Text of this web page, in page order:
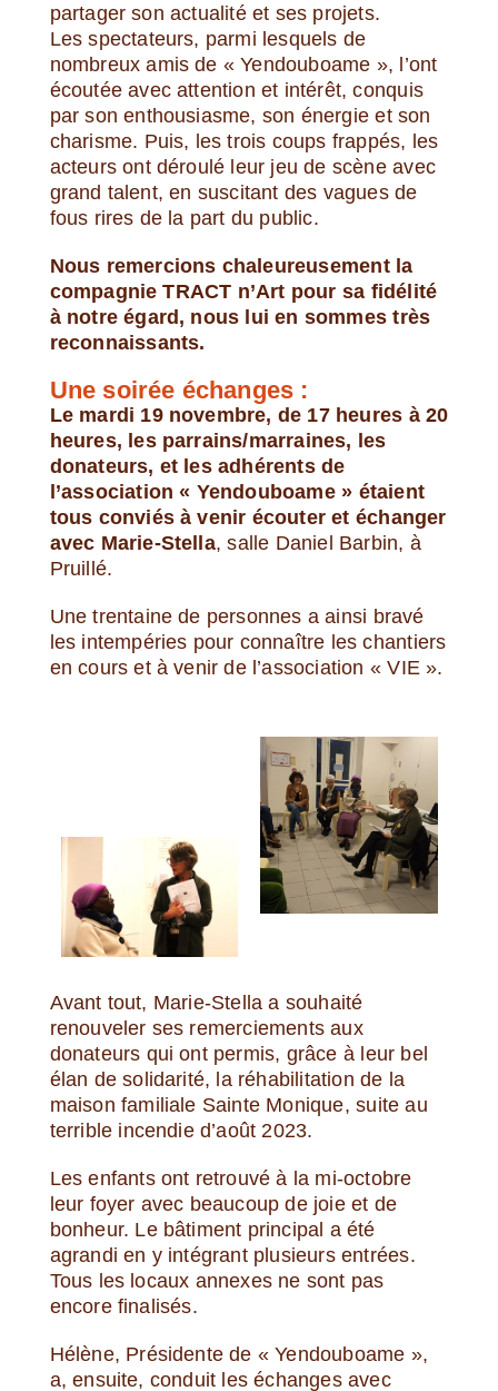
partager son actualité et ses projets.
Les spectateurs, parmi lesquels de
nombreux amis de « Yendouboame », l’ont
écoutée avec attention et intérêt, conquis
par son enthousiasme, son énergie et son
charisme. Puis, les trois coups frappés, les
acteurs ont déroulé leur jeu de scène avec
grand talent, en suscitant des vagues de
fous rires de la part du public.
Nous remercions chaleureusement la
compagnie TRACT n’Art pour sa fidélité
à notre égard, nous lui en sommes très
reconnaissants.
Une soirée échanges :
Le mardi 19 novembre, de 17 heures à 20
heures, les parrains/marraines, les
donateurs, et les adhérents de
l’association « Yendouboame » étaient
tous conviés à venir écouter et échanger
avec Marie-Stella, salle Daniel Barbin, à
Pruillé.
Une trentaine de personnes a ainsi bravé
les intempéries pour connaître les chantiers
en cours et à venir de l’association « VIE ».
Avant tout, Marie-Stella a souhaité
renouveler ses remerciements aux
donateurs qui ont permis, grâce à leur bel
élan de solidarité, la réhabilitation de la
maison familiale Sainte Monique, suite au
terrible incendie d’août 2023.
Les enfants ont retrouvé à la mi-octobre
leur foyer avec beaucoup de joie et de
bonheur. Le bâtiment principal a été
agrandi en y intégrant plusieurs entrées.
Tous les locaux annexes ne sont pas
encore finalisés.
Hélène, Présidente de « Yendouboame »,
a, ensuite, conduit les échanges avec